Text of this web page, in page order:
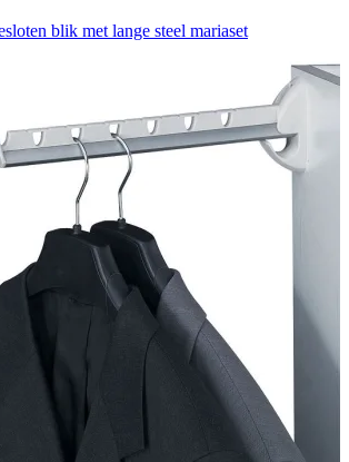
blik met lange steel mariaset